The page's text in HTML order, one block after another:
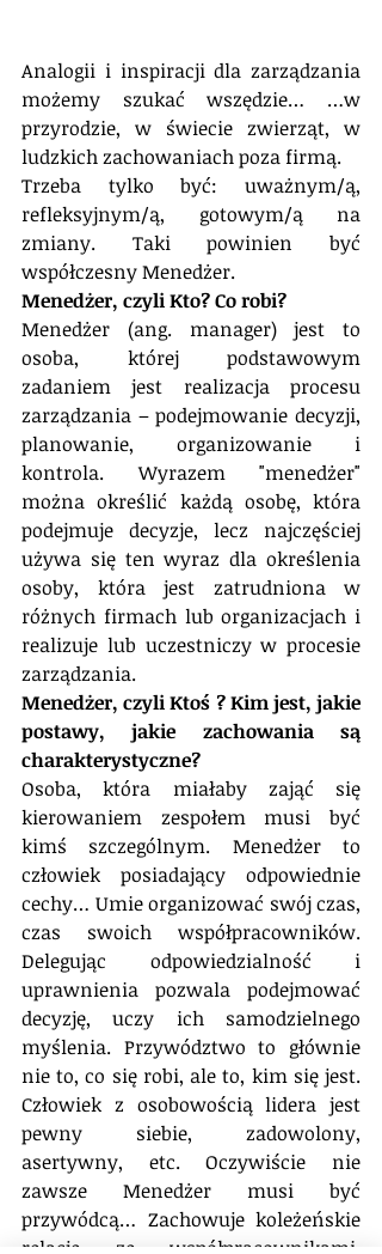
Analogii i inspiracji dla zarządzania
możemy szukać wszędzie… …w
przyrodzie, w świecie zwierząt, w
ludzkich zachowaniach poza firmą.
Trzeba tylko być: uważnym/ą,
refleksyjnym/ą, gotowym/ą na
zmiany. Taki powinien być
współczesny Menedżer.
Menedżer, czyli Kto? Co robi?
Menedżer (ang. manager) jest to
osoba, której podstawowym
zadaniem jest realizacja procesu
zarządzania – podejmowanie decyzji,
planowanie, organizowanie i
kontrola. Wyrazem "menedżer"
można określić każdą osobę, która
podejmuje decyzje, lecz najczęściej
używa się ten wyraz dla określenia
osoby, która jest zatrudniona w
różnych firmach lub organizacjach i
realizuje lub uczestniczy w procesie
zarządzania.
Menedżer, czyli Ktoś ? Kim jest, jakie
postawy, jakie zachowania są
charakterystyczne?
Osoba, która miałaby zająć się
kierowaniem zespołem musi być
kimś szczególnym. Menedżer to
człowiek posiadający odpowiednie
cechy… Umie organizować swój czas,
czas swoich współpracowników.
Delegując odpowiedzialność i
uprawnienia pozwala podejmować
decyzję, uczy ich samodzielnego
myślenia. Przywództwo to głównie
nie to, co się robi, ale to, kim się jest.
Człowiek z osobowością lidera jest
pewny siebie, zadowolony,
asertywny, etc. Oczywiście nie
zawsze Menedżer musi być
przywódcą… Zachowuje koleżeńskie
relacje ze współpracownikami,